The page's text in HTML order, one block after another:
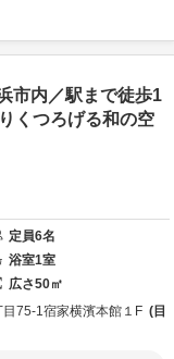
市内／駅まで徒歩1
くつろげる和の空
定員6名
浴室1室
広さ50㎡
目75-1宿家横濱本館１F
目